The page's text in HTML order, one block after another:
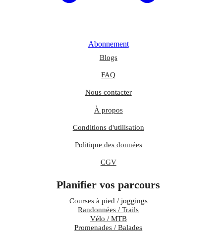
Abonnement
Blogs
FAQ
Nous contacter
À propos
Conditions d'utilisation
Politique des données
CGV
Planifier vos parcours
Courses à pied / joggings
Randonnées / Trails
Vélo / MTB
Promenades / Balades